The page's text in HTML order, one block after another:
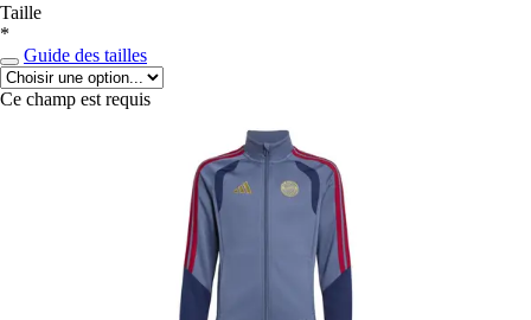
Taille
*
Guide des tailles
Ce champ est requis